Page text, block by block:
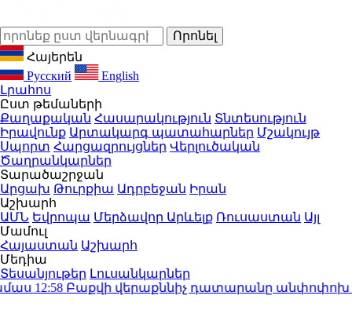
Հայերեն
Русский
English
Լրահոս
Ըստ թեմաների
Քաղաքական Հասարակություն Տնտեսություն
Իրավունք Արտակարգ պատահարներ Մշակույթ
Սպորտ Հարցազրույցներ Վերլուծական
Ծաղրանկարներ
Տարածաշրջան
Արցախ Թուրքիա Ադրբեջան Իրան
Աշխարհ
ԱՄՆ Եվրոպա Մերձավոր Արևելք Ռուսաստան Այլ
Մամուլ
Հայաստան Աշխարհ
Մեդիա
Տեսանյութեր Լուսանկարներ
12:58Բաքվի վերաքննիչ դատարանը անփոփոխ է